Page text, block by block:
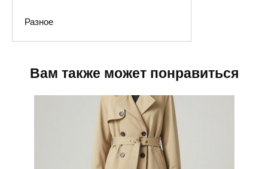
Разное
Вам также может понравиться